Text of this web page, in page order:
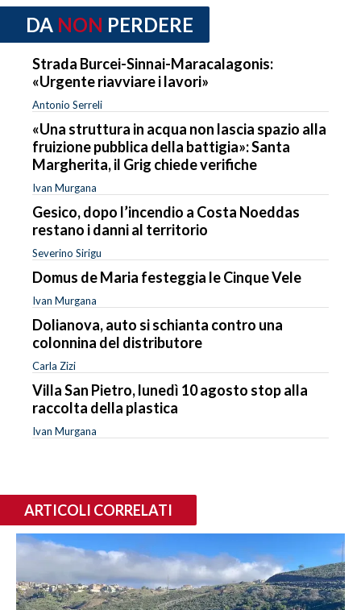
DA NON PERDERE
Strada Burcei-Sinnai-Maracalagonis:
«Urgente riavviare i lavori»
Antonio Serreli
«Una struttura in acqua non lascia spazio alla
fruizione pubblica della battigia»: Santa
Margherita, il Grig chiede verifiche
Ivan Murgana
Gesico, dopo l’incendio a Costa Noeddas
restano i danni al territorio
Severino Sirigu
Domus de Maria festeggia le Cinque Vele
Ivan Murgana
Dolianova, auto si schianta contro una
colonnina del distributore
Carla Zizi
Villa San Pietro, lunedì 10 agosto stop alla
raccolta della plastica
Ivan Murgana
ARTICOLI CORRELATI